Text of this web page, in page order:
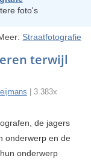
foto's
Straatfotografie
terwijl
| 3.383x
de jagers
onderwerp en de
onderwerp